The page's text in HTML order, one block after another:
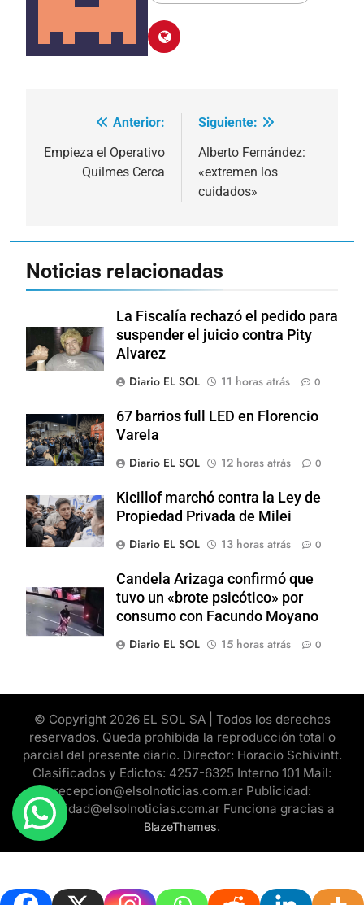
Navegación
de
entradas
Anterior:
Empieza el Operativo
Quilmes Cerca
Siguiente:
Alberto Fernández:
«extremen los
cuidados»
Noticias relacionadas
La Fiscalía rechazó el pedido para
suspender el juicio contra Pity
Alvarez
Diario EL SOL
11 horas atrás 0
67 barrios full LED en Florencio
Varela
Diario EL SOL
12 horas atrás 0
Kicillof marchó contra la Ley de
Propiedad Privada de Milei
Diario EL SOL
13 horas atrás 0
Candela Arizaga confirmó que
tuvo un «brote psicótico» por
consumo con Facundo Moyano
Diario EL SOL
15 horas atrás 0
© Copyright 2026 EL SOL SA | Todos los derechos
reservados. Queda prohibida la reproducción total o
parcial del presente diario. Director: Horacio Schivintt.
Clasificados y Edictos: 4257-6325 Interno 101 Mail:
recepcion@elsolnoticias.com.ar Publicidad:
publicidad@elsolnoticias.com.ar Funciona gracias a
BlazeThemes.